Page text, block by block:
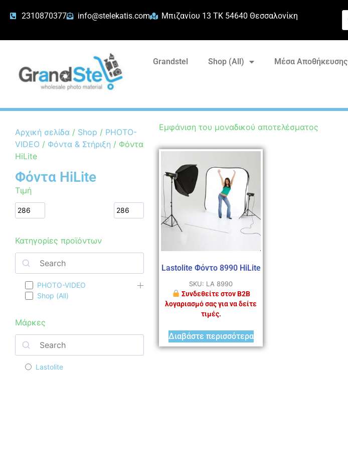
2310870377 info@stelekatis.com Μπιζανίου 13 ΤΚ 54640 Θεσσαλονίκη
Grandstel Shop (All) Μέσα Αποθήκευσης
Αρχική σελίδα / Shop / PHOTO-
VIDEO / Φόντα & Στήριξη / Φόντα
HiLite
Φόντα HiLite
Τιμή
Κατηγορίες προϊόντων
PHOTO-VIDEO
Shop (All)
Μάρκες
Lastolite
Εμφάνιση του μοναδικού αποτελέσματος
Lastolite Φόντο 8990 HiLite
SKU: LA 8990
Συνδεθείτε στον B2B
λογαριασμό σας για να δείτε
τιμές.
Διαβάστε περισσότερα